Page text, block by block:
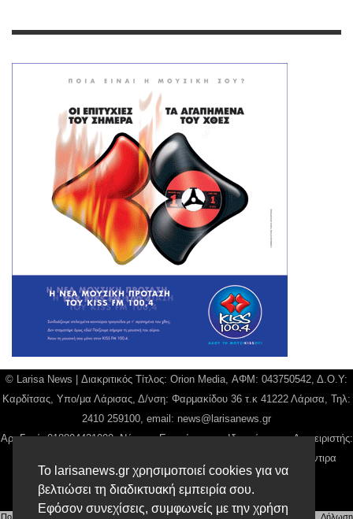
Το larisanews.gr χρησιμοποιεί cookies για να
βελτιώσει τη διαδικτυακή εμπειρία σου.
Εφόσον συνεχίσεις, συμφωνείς με την χρήση
© Larisa News | Διακριτικός Τίτλος: Orion Media, ΑΦΜ: 043750542, Δ.Ο.Υ:
Καρδίτσας, Υπο/μα Λάρισας, Δ/νση: Φαρμακίδου 36 τ.κ 41222 Λάρισα, Τηλ:
2410 259100, email: news@larisanews.gr
Αρ. Γεμή: 018804431000, Νόμιμος Εκπρόσωπος, Ιδιοκτήτης και Διαχειριστής:
Παναγιώτης Φιλίππου, Διευθύντρια: Γιαννουσά Βασιλική, Διευθύντιρα
Σύνταξης: Μπαλαμπάνη Βασιλική.
Δικαιούχος domain name Παναγιώτης Φιλίππου
Πολιτική Απορρήτου Αίτηση Διαχείρισης Προσωπικών Δεδομένων |Όροι χρήσης Δήλωση